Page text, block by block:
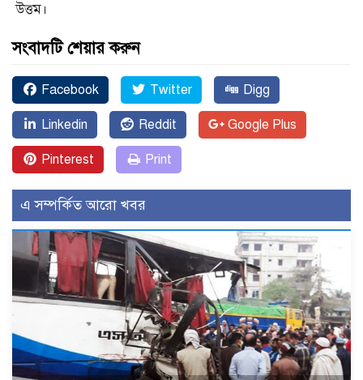
উত্তম।
সংবাদটি শেয়ার করুন
Facebook Twitter Digg
Linkedin Reddit Google Plus
Pinterest Print
এ সম্পর্কিত আরো খবর